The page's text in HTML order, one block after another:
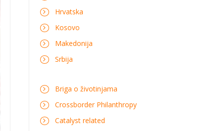
Hrvatska
Kosovo
Makedonija
Srbija
Briga o životinjama
Crossborder Philanthropy
Catalyst related